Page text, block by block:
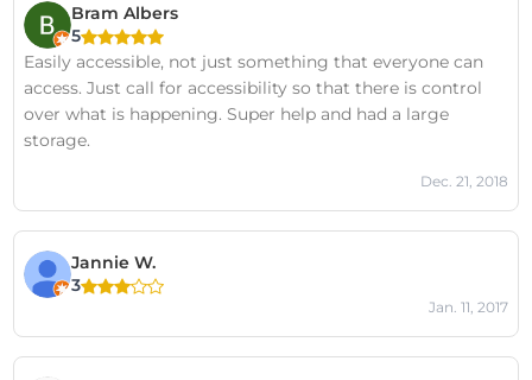
Bram Albers
5
Easily accessible, not just something that everyone can
access. Just call for accessibility so that there is control
over what is happening. Super help and had a large
storage.
Dec. 21, 2018
Jannie W.
3
Jan. 11, 2017